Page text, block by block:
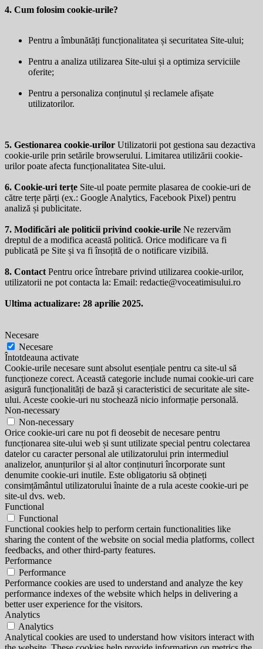
4. Cum folosim cookie-urile?
Pentru a îmbunătăți funcționalitatea și securitatea Site-ului;
Pentru a analiza utilizarea Site-ului și a optimiza serviciile
oferite;
Pentru a personaliza conținutul și reclamele afișate
utilizatorilor.
5. Gestionarea cookie-urilor Utilizatorii pot gestiona sau dezactiva
cookie-urile prin setările browserului. Limitarea utilizării cookie-
urilor poate afecta funcționalitatea Site-ului.
6. Cookie-uri terțe Site-ul poate permite plasarea de cookie-uri de
către terțe părți (ex.: Google Analytics, Facebook Pixel) pentru
analiză și publicitate.
7. Modificări ale politicii privind cookie-urile Ne rezervăm
dreptul de a modifica această politică. Orice modificare va fi
publicată pe Site și va fi însoțită de o notificare vizibilă.
8. Contact Pentru orice întrebare privind utilizarea cookie-urilor,
utilizatorii ne pot contacta la: Email: redactie@voceatimisului.ro
Ultima actualizare: 28 aprilie 2025.
Necesare
Necesare
Întotdeauna activate
Cookie-urile necesare sunt absolut esențiale pentru ca site-ul să
funcționeze corect. Această categorie include numai cookie-uri care
asigură funcționalități de bază și caracteristici de securitate ale site-
ului. Aceste cookie-uri nu stochează nicio informație personală.
Non-necessary
Non-necessary
Orice cookie-uri care nu pot fi deosebit de necesare pentru
funcționarea site-ului web și sunt utilizate special pentru colectarea
datelor cu caracter personal ale utilizatorului prin intermediul
analizelor, anunțurilor și al altor conținuturi încorporate sunt
denumite cookie-uri inutile. Este obligatoriu să obțineți
consimțământul utilizatorului înainte de a rula aceste cookie-uri pe
site-ul dvs. web.
Functional
Functional
Functional cookies help to perform certain functionalities like
sharing the content of the website on social media platforms, collect
feedbacks, and other third-party features.
Performance
Performance
Performance cookies are used to understand and analyze the key
performance indexes of the website which helps in delivering a
better user experience for the visitors.
Analytics
Analytics
Analytical cookies are used to understand how visitors interact with